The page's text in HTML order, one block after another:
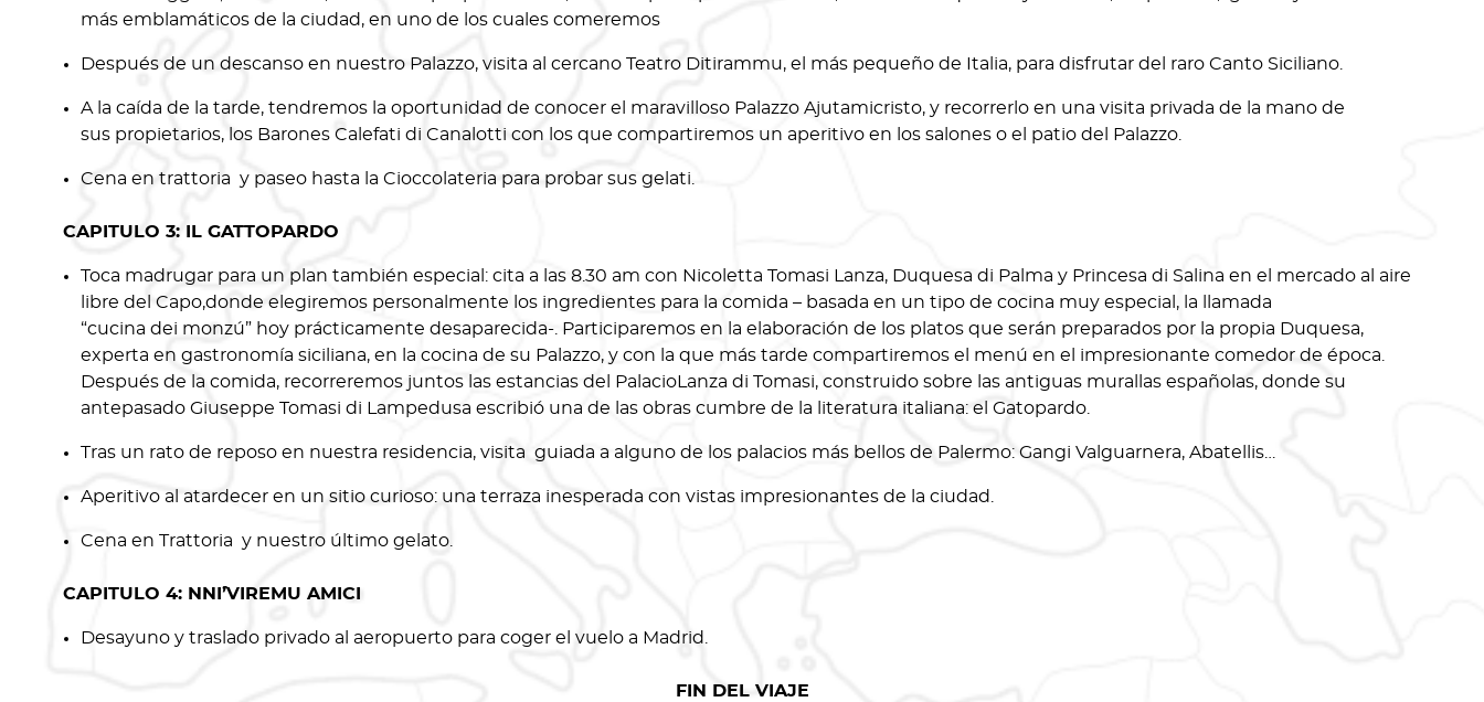
más emblamáticos de la ciudad, en uno de los cuales comeremos
Después de un descanso en nuestro Palazzo, visita al cercano Teatro Ditirammu, el más pequeño de Italia, para disfrutar del raro Canto Siciliano.
A la caída de la tarde, tendremos la oportunidad de conocer el maravilloso Palazzo Ajutamicristo, y recorrerlo en una visita privada de la mano de
sus propietarios, los Barones Calefati di Canalotti con los que compartiremos un aperitivo en los salones o el patio del Palazzo.
Cena en trattoria y paseo hasta la Cioccolateria para probar sus gelati.
CAPITULO 3: IL GATTOPARDO
Toca madrugar para un plan también especial: cita a las 8.30 am con Nicoletta Tomasi Lanza, Duquesa di Palma y Princesa di Salina en el mercado al aire
libre del Capo,donde elegiremos personalmente los ingredientes para la comida – basada en un tipo de cocina muy especial, la llamada
“cucina dei monzú” hoy prácticamente desaparecida-. Participaremos en la elaboración de los platos que serán preparados por la propia Duquesa,
experta en gastronomía siciliana, en la cocina de su Palazzo, y con la que más tarde compartiremos el menú en el impresionante comedor de época.
Después de la comida, recorreremos juntos las estancias del PalacioLanza di Tomasi, construido sobre las antiguas murallas españolas, donde su
antepasado Giuseppe Tomasi di Lampedusa escribió una de las obras cumbre de la literatura italiana: el Gatopardo.
Tras un rato de reposo en nuestra residencia, visita guiada a alguno de los palacios más bellos de Palermo: Gangi Valguarnera, Abatellis…
Aperitivo al atardecer en un sitio curioso: una terraza inesperada con vistas impresionantes de la ciudad.
Cena en Trattoria y nuestro último gelato.
CAPITULO 4: NNI`’VIREMU AMICI
Desayuno y traslado privado al aeropuerto para coger el vuelo a Madrid.
FIN DEL VIAJE